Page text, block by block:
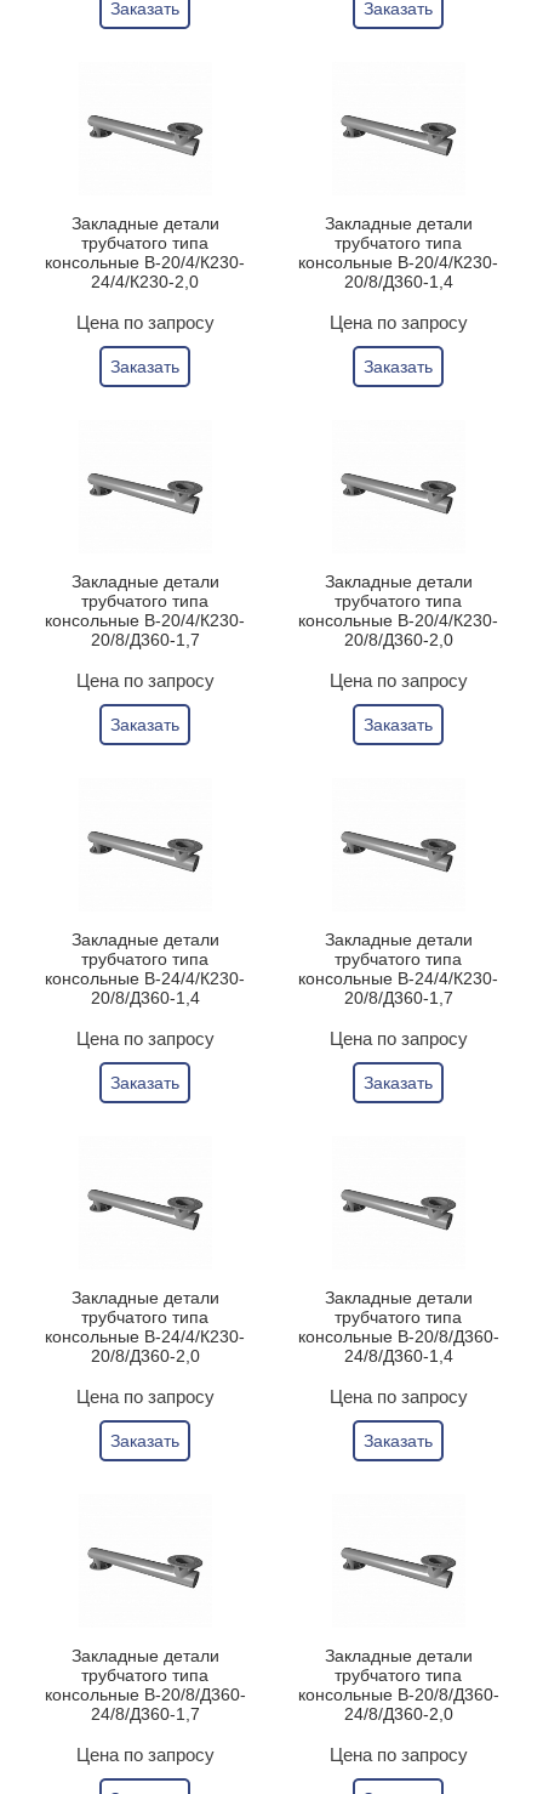
Заказать Заказать
Закладные детали
трубчатого типа
консольные В-20/4/К230-
24/4/К230-2,0
Цена по запросу
Заказать
Закладные детали
трубчатого типа
консольные В-20/4/К230-
20/8/Д360-1,4
Цена по запросу
Заказать
Закладные детали
трубчатого типа
консольные В-20/4/К230-
20/8/Д360-1,7
Цена по запросу
Заказать
Закладные детали
трубчатого типа
консольные В-20/4/К230-
20/8/Д360-2,0
Цена по запросу
Заказать
Закладные детали
трубчатого типа
консольные В-24/4/К230-
20/8/Д360-1,4
Цена по запросу
Заказать
Закладные детали
трубчатого типа
консольные В-24/4/К230-
20/8/Д360-1,7
Цена по запросу
Заказать
Закладные детали
трубчатого типа
консольные В-24/4/К230-
20/8/Д360-2,0
Цена по запросу
Заказать
Закладные детали
трубчатого типа
консольные В-20/8/Д360-
24/8/Д360-1,4
Цена по запросу
Заказать
Закладные детали
трубчатого типа
консольные В-20/8/Д360-
24/8/Д360-1,7
Цена по запросу
Закладные детали
трубчатого типа
консольные В-20/8/Д360-
24/8/Д360-2,0
Цена по запросу